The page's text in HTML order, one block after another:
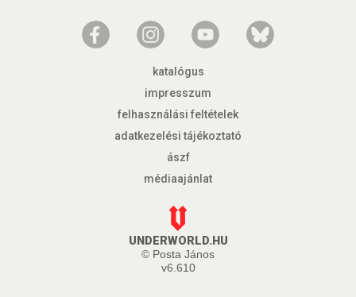
katalógus
impresszum
felhasználási feltételek
adatkezelési tájékoztató
ászf
médiaajánlat
UNDERWORLD.HU
© Posta János
v6.610